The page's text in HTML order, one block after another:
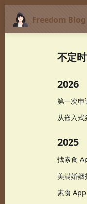
Freedom Blog
不定
2026
第一次申
从嵌入式
2025
找素食
美满婚姻
素食 App